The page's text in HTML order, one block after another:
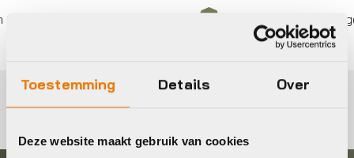
Toestemming Details Over
Deze website maakt gebruik van cookies
betalen, Eigen werkplaats met